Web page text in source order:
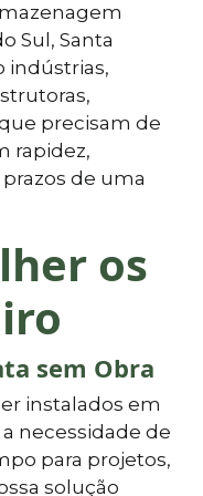
Sul, Santa
indústrias,
precisam de
rapidez,
de uma
os
sem Obra
instalados em
necessidade de
para projetos,
solução